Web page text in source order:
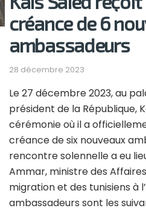
créance de 6
ambassadeurs
28 décembre 2023
Le 27 décembre 2023, au
président de la République,
cérémonie où il a
créance de six nouveaux
rencontre solennelle a eu
Ammar, ministre des
migration et des tunisiens à
ambassadeurs sont les